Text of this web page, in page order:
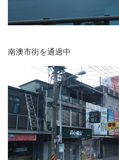
南澳市街を通過中